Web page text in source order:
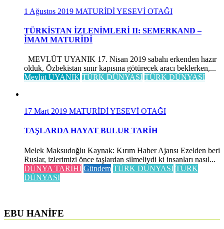
1 Ağustos 2019 MATURİDİ YESEVİ OTAĞI
TÜRKİSTAN İZLENİMLERİ II: SEMERKAND –
İMAM MATURİDİ
MEVLÜT UYANIK 17. Nisan 2019 sabahı erkenden hazır
olduk, Özbekistan sınır kapısına götürecek aracı beklerken,...
Mevlüt UYANIK TÜRK DÜNYASI TÜRK DÜNYASI
17 Mart 2019 MATURİDİ YESEVİ OTAĞI
TAŞLARDA HAYAT BULUR TARİH
Melek Maksudoğlu Kaynak: Kırım Haber Ajansı Ezelden beri
Ruslar, izlerimizi önce taşlardan silmeliydi ki insanları nasıl...
DÜNYA TARİHİ Gündem TÜRK DÜNYASI TÜRK
DÜNYASI
EBU HANİFE